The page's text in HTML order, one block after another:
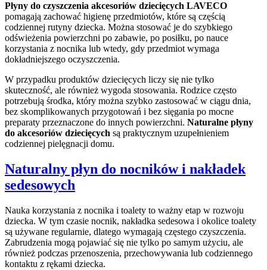
Płyny do czyszczenia akcesoriów dziecięcych LAVECO
pomagają zachować higienę przedmiotów, które są częścią
codziennej rutyny dziecka. Można stosować je do szybkiego
odświeżenia powierzchni po zabawie, po posiłku, po nauce
korzystania z nocnika lub wtedy, gdy przedmiot wymaga
dokładniejszego oczyszczenia.
W przypadku produktów dziecięcych liczy się nie tylko
skuteczność, ale również wygoda stosowania. Rodzice często
potrzebują środka, który można szybko zastosować w ciągu dnia,
bez skomplikowanych przygotowań i bez sięgania po mocne
preparaty przeznaczone do innych powierzchni. Naturalne płyny
do akcesoriów dziecięcych są praktycznym uzupełnieniem
codziennej pielęgnacji domu.
Naturalny płyn do nocników i nakładek
sedesowych
Nauka korzystania z nocnika i toalety to ważny etap w rozwoju
dziecka. W tym czasie nocnik, nakładka sedesowa i okolice toalety
są używane regularnie, dlatego wymagają częstego czyszczenia.
Zabrudzenia mogą pojawiać się nie tylko po samym użyciu, ale
również podczas przenoszenia, przechowywania lub codziennego
kontaktu z rękami dziecka.